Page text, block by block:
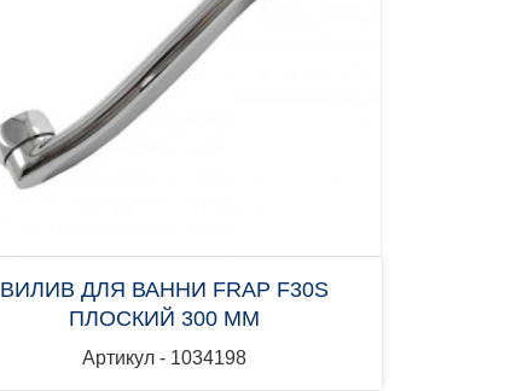
ВИЛИВ ДЛЯ ВАННИ FRAP F30S
ПЛОСКИЙ 300 ММ
Артикул - 1034198